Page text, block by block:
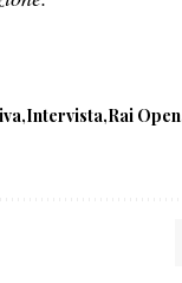
Intervista Rai Open